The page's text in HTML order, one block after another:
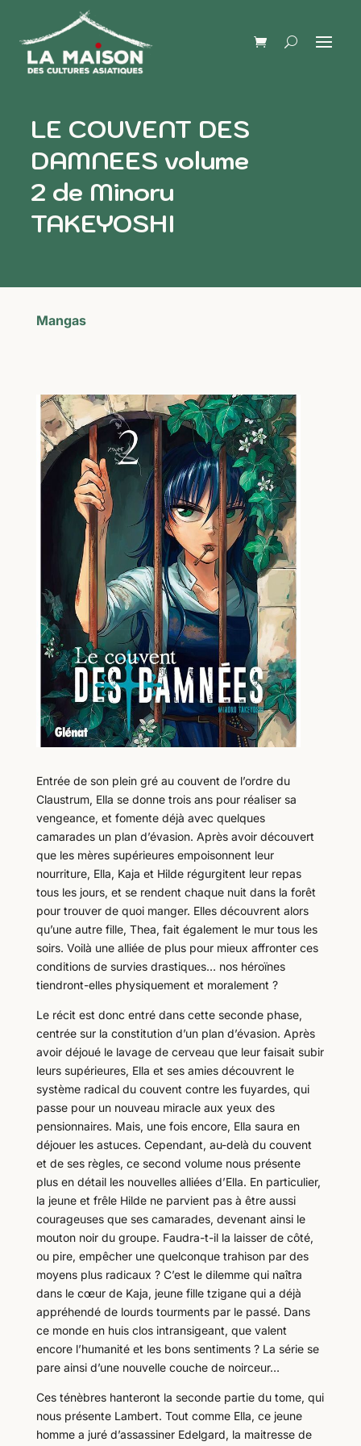
LE COUVENT DES
DAMNEES volume
2 de Minoru
TAKEYOSHI
Mangas
Entrée de son plein gré au couvent de l’ordre du
Claustrum, Ella se donne trois ans pour réaliser sa
vengeance, et fomente déjà avec quelques
camarades un plan d’évasion. Après avoir découvert
que les mères supérieures empoisonnent leur
nourriture, Ella, Kaja et Hilde régurgitent leur repas
tous les jours, et se rendent chaque nuit dans la forêt
pour trouver de quoi manger. Elles découvrent alors
qu’une autre fille, Thea, fait également le mur tous les
soirs. Voilà une alliée de plus pour mieux affronter ces
conditions de survies drastiques… nos héroïnes
tiendront-elles physiquement et moralement ?
Le récit est donc entré dans cette seconde phase,
centrée sur la constitution d’un plan d’évasion. Après
avoir déjoué le lavage de cerveau que leur faisait subir
leurs supérieures, Ella et ses amies découvrent le
système radical du couvent contre les fuyardes, qui
passe pour un nouveau miracle aux yeux des
pensionnaires. Mais, une fois encore, Ella saura en
déjouer les astuces. Cependant, au-delà du couvent
et de ses règles, ce second volume nous présente
plus en détail les nouvelles alliées d’Ella. En particulier,
la jeune et frêle Hilde ne parvient pas à être aussi
courageuses que ses camarades, devenant ainsi le
mouton noir du groupe. Faudra-t-il la laisser de côté,
ou pire, empêcher une quelconque trahison par des
moyens plus radicaux ? C’est le dilemme qui naîtra
dans le cœur de Kaja, jeune fille tzigane qui a déjà
appréhendé de lourds tourments par le passé. Dans
ce monde en huis clos intransigeant, que valent
encore l’humanité et les bons sentiments ? La série se
pare ainsi d’une nouvelle couche de noirceur…
Ces ténèbres hanteront la seconde partie du tome, qui
nous présente Lambert. Tout comme Ella, ce jeune
homme a juré d’assassiner Edelgard, la maitresse de